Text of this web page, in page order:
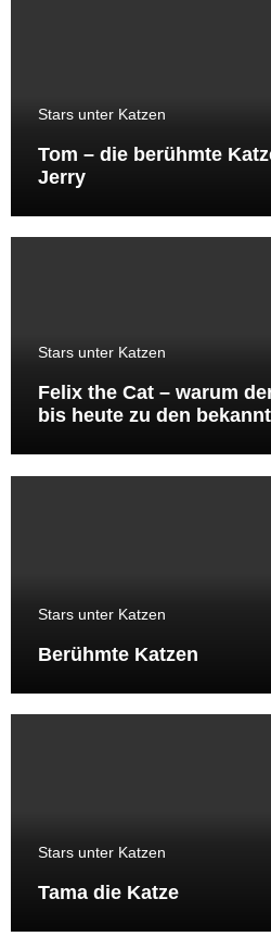
Stars unter Katzen
Tom – die berühmte
Jerry
Stars unter Katzen
Felix the Cat – warum
bis heute zu den
Stars unter Katzen
Berühmte Katzen
Stars unter Katzen
Tama die Katze